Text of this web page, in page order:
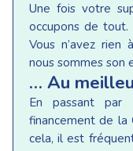
Une fois votre
occupons de tout.
Vous n’avez rien
nous sommes son
… Au
En passant par
financement de la
cela, il est